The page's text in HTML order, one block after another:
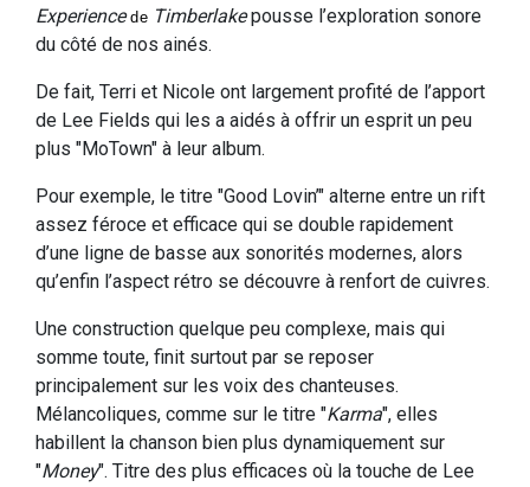
Experiencede Timberlakepousse l’exploration sonore
du côté de nos ainés.
De fait, Terri et Nicole ont largement profité de l’apport
de Lee Fields qui les a aidés à offrir un esprit un peu
plus "MoTown" à leur album.
Pour exemple, le titre "Good Lovin’" alterne entre un rift
assez féroce et efficace qui se double rapidement
d’une ligne de basse aux sonorités modernes, alors
qu’enfin l’aspect rétro se découvre à renfort de cuivres.
Une construction quelque peu complexe, mais qui
somme toute, finit surtout par se reposer
principalement sur les voix des chanteuses.
Mélancoliques, comme sur le titre "Karma", elles
habillent la chanson bien plus dynamiquement sur
"Money". Titre des plus efficaces où la touche de Lee